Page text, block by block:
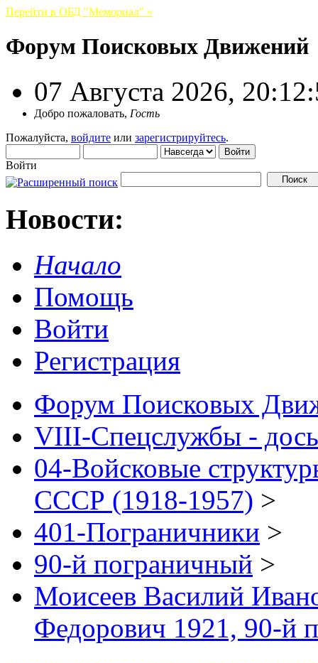
Перейти в ОБД "Мемориал" »
Форум Поисковых Движений
07 Августа 2026,
Добро пожаловать, Гость
Пожалуйста, войдите или зарегистрируйтесь.
Войти
Новости:
Начало
Помощь
Войти
Регистрация
Форум Поисковых
VIII-Спецслужбы -
04-Войсковые
СССР (1918-1957) >
401-Пограничники >
90-й пограничный >
Моисеев Василий
Федорович 1921, 90-й